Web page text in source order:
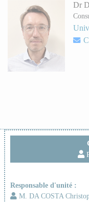
Responsable d'unité :
M. DA COSTA
Dr